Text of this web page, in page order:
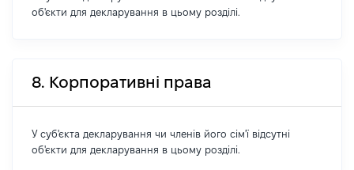
об'єкти для декларування в цьому розділі.
8. Корпоративні права
У суб'єкта декларування чи членів його сім'ї відсутні
об'єкти для декларування в цьому розділі.